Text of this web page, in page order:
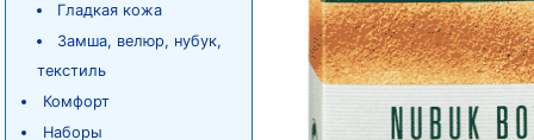
Гладкая кожа
Замша, велюр, нубук,
текстиль
Комфорт
Наборы